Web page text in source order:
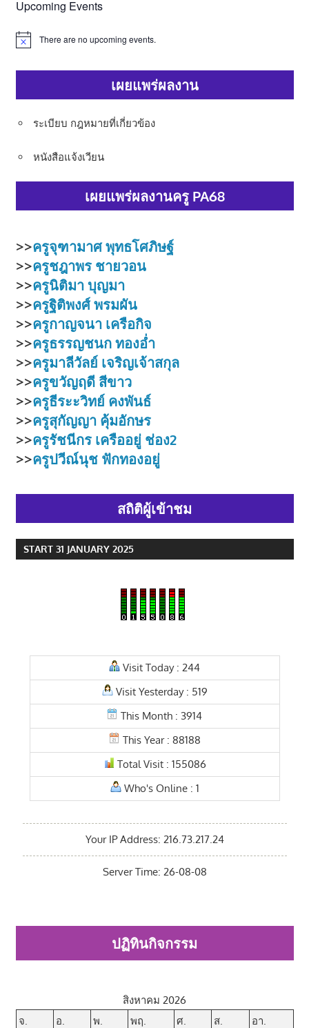
Upcoming Events
Notice There are no upcoming events.
เผยแพร่ผลงาน
ระเบียบ กฎหมายที่เกี่ยวข้อง
หนังสือแจ้งเวียน
เผยแพร่ผลงานครู PA68
>>ครูจุฑามาศ พุทธโศภิษฐ์
>>ครูชฎาพร ชายวอน
>>ครูนิติมา บุญมา
>>ครูฐิติพงศ์ พรมผัน
>>ครูกาญจนา เครือกิจ
>>ครูธรรญชนก ทองอ่ำ
>>ครูมาลีวัลย์ เจริญเจ้าสกุล
>>ครูขวัญฤดี สีขาว
>>ครูธีระะวิทย์ คงพันธ์
>>ครูสุกัญญา คุ้มอักษร
>>ครูรัชนีกร เครืออยู่ ช่อง2
>>ครูปวีณ์นุช ฟักทองอยู่
สถิติผู้เข้าชม
START 31 JANUARY 2025
Visit Today : 244
Visit Yesterday : 519
This Month : 3914
This Year : 88188
Total Visit : 155086
Who's Online : 1
Your IP Address: 216.73.217.24
Server Time: 26-08-08
ปฏิทินกิจกรรม
สิงหาคม 2026
จ.
อ. พ. พฤ. ศ. ส.
อา.